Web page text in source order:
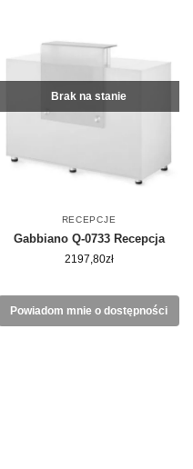
Brak na stanie
RECEPCJE
Gabbiano Q-0733 Recepcja
2197,80zł
Powiadom mnie o dostępności